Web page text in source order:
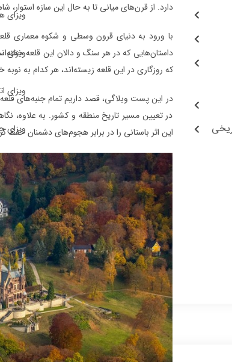
ویزای
ویزای
ویزای
خدمات
دارد. از قرن‌های میانی تا به حال این سازه
با ورود به دنیای قرون وسطی و شکوه معماری
داستان‌هایی که در هر سنگ و دالان این قلعه
که روزگاری در این قلعه زیسته‌اند، هر کدام به
در این پست وبلاگی، قصد داریم تمام جنبه‌های
در تعیین مسیر تاریخ منطقه و کشور. به علاوه،
این اثر باستانی را در برابر هجوم‌های دشمنان